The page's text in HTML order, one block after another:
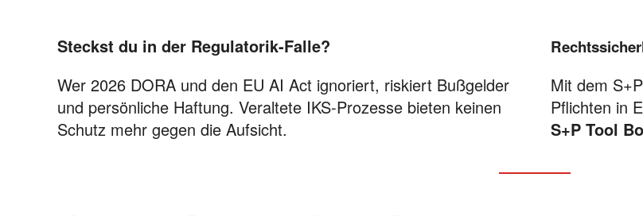
Steckst du in der Regulatorik-Falle?
Wer 2026 DORA und den EU AI Act ignoriert, riskiert Bußgelder
und persönliche Haftung. Veraltete IKS-Prozesse bieten keinen
Schutz mehr gegen die Aufsicht.
Mit dem
Pflichten in
S+P Tool